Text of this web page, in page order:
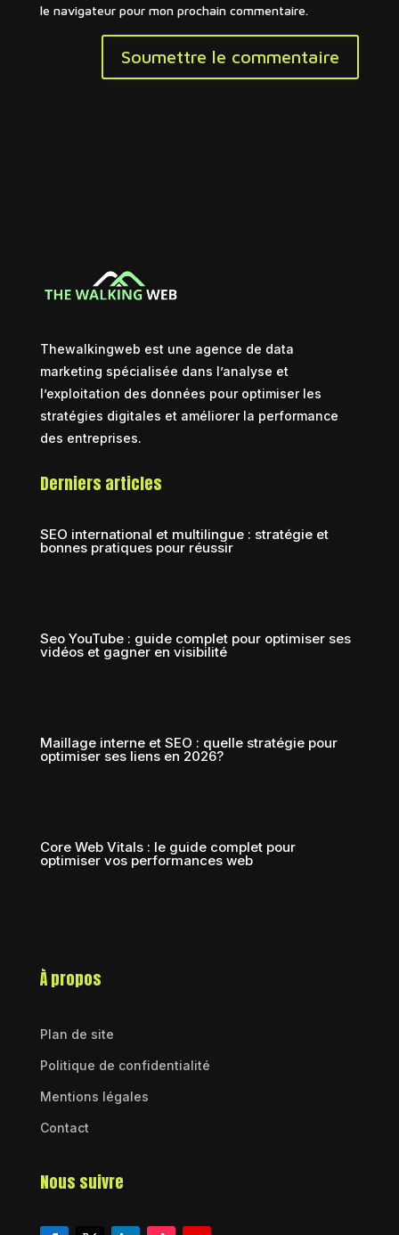
le navigateur pour mon prochain commentaire.
Soumettre le commentaire
Thewalkingweb est une agence de data
marketing spécialisée dans l’analyse et
l’exploitation des données pour optimiser les
stratégies digitales et améliorer la performance
des entreprises.
Derniers articles
SEO international et multilingue : stratégie et
bonnes pratiques pour réussir
Seo YouTube : guide complet pour optimiser ses
vidéos et gagner en visibilité
Maillage interne et SEO : quelle stratégie pour
optimiser ses liens en 2026?
Core Web Vitals : le guide complet pour
optimiser vos performances web
À propos
Plan de site
Politique de confidentialité
Mentions légales
Contact
Nous suivre